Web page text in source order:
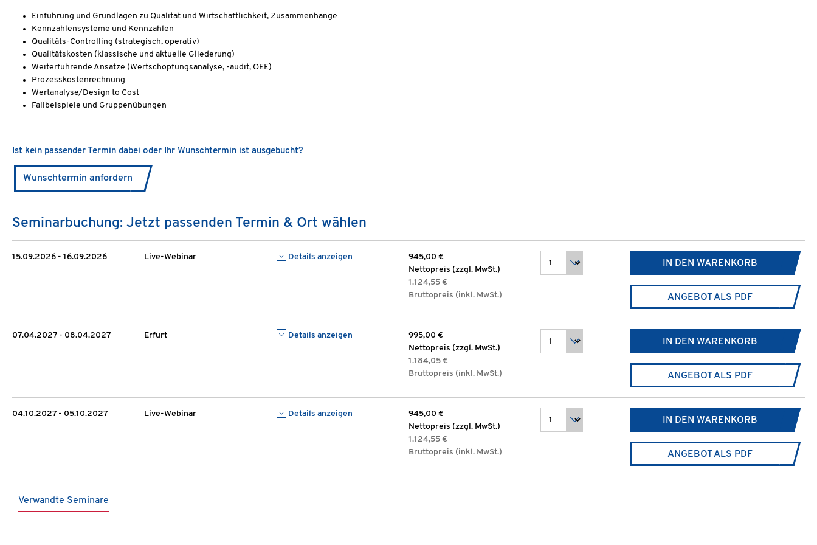
Einführung und Grundlagen zu Qualität und Wirtschaftlichkeit, Zusammenhänge
Kennzahlensysteme und Kennzahlen
Qualitäts-Controlling (strategisch, operativ)
Qualitätskosten (klassische und aktuelle Gliederung)
Weiterführende Ansätze (Wertschöpfungsanalyse, -audit, OEE)
Prozesskostenrechnung
Wertanalyse/Design to Cost
Fallbeispiele und Gruppenübungen
Ist kein passender Termin dabei oder Ihr Wunschtermin ist ausgebucht?
Wunschtermin anfordern
Seminarbuchung: Jetzt passenden Termin & Ort wählen
15.09.2026 - 16.09.2026 Live-Webinar Details anzeigen
945,00 €
Nettopreis (zzgl. MwSt.)
1.124,55 €
Bruttopreis (inkl. MwSt.)
IN DEN WARENKORB
ANGEBOT ALS PDF
07.04.2027 - 08.04.2027 Erfurt Details anzeigen
995,00 €
Nettopreis (zzgl. MwSt.)
1.184,05 €
Bruttopreis (inkl. MwSt.)
IN DEN WARENKORB
ANGEBOT ALS PDF
04.10.2027 - 05.10.2027 Live-Webinar Details anzeigen
945,00 €
Nettopreis (zzgl. MwSt.)
1.124,55 €
Bruttopreis (inkl. MwSt.)
IN DEN WARENKORB
ANGEBOT ALS PDF
Verwandte Seminare